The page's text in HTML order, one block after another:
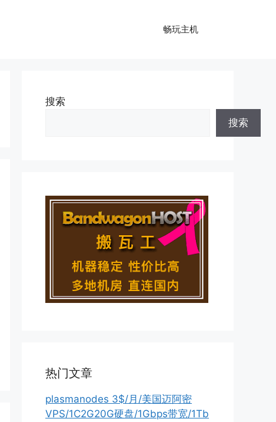
畅玩主机
搜索
搜索
热门文章
plasmanodes 3$/月/美国迈阿密
VPS/1C2G20G硬盘/1Gbps带宽/1Tb